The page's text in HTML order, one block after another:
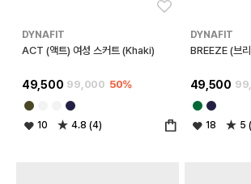
DYNAFIT
ACT (액트) 여성 스커트 (Khaki)
49,500 99,000 50%
10 4.8 (4)
DYNAFIT
BREEZE (브
49,500
18 5